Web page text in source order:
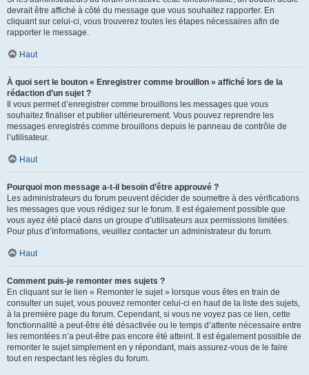
devrait être affiché à côté du message que vous souhaitez rapporter. En
cliquant sur celui-ci, vous trouverez toutes les étapes nécessaires afin de
rapporter le message.
Haut
À quoi sert le bouton « Enregistrer comme brouillon » affiché lors de la
rédaction d’un sujet ?
Il vous permet d’enregistrer comme brouillons les messages que vous
souhaitez finaliser et publier ultérieurement. Vous pouvez reprendre les
messages enregistrés comme brouillons depuis le panneau de contrôle de
l’utilisateur.
Haut
Pourquoi mon message a-t-il besoin d’être approuvé ?
Les administrateurs du forum peuvent décider de soumettre à des vérifications
les messages que vous rédigez sur le forum. Il est également possible que
vous ayez été placé dans un groupe d’utilisateurs aux permissions limitées.
Pour plus d’informations, veuillez contacter un administrateur du forum.
Haut
Comment puis-je remonter mes sujets ?
En cliquant sur le lien « Remonter le sujet » lorsque vous êtes en train de
consulter un sujet, vous pouvez remonter celui-ci en haut de la liste des sujets,
à la première page du forum. Cependant, si vous ne voyez pas ce lien, cette
fonctionnalité a peut-être été désactivée ou le temps d’attente nécessaire entre
les remontées n’a peut-être pas encore été atteint. Il est également possible de
remonter le sujet simplement en y répondant, mais assurez-vous de le faire
tout en respectant les règles du forum.